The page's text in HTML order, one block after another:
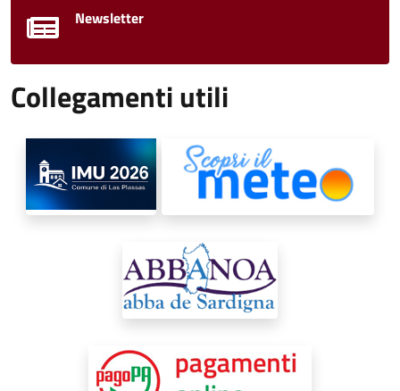
Newsletter
Collegamenti utili